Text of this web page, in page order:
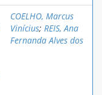
COELHO, Marcus
Vinícius; REIS, Ana
Fernanda Alves dos